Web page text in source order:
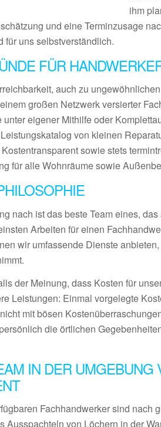
ihm
und eine Terminzusage
für uns selbstverständlich.
FÜR
auch zu
großen Netzwerk versierter
unter eigener Mithilfe oder
von kleinen
sowie stets
für alle Wohnräume sowie
nach ist das beste Team eines,
Arbeiten für einen
wir umfassende Dienste
der Meinung, dass Kosten für
Leistungen: Einmal vorgelegte
mit bösen
die örtlichen
IN DER
Fachhandwerker sind nach
Ausspachteln von Löchern in der